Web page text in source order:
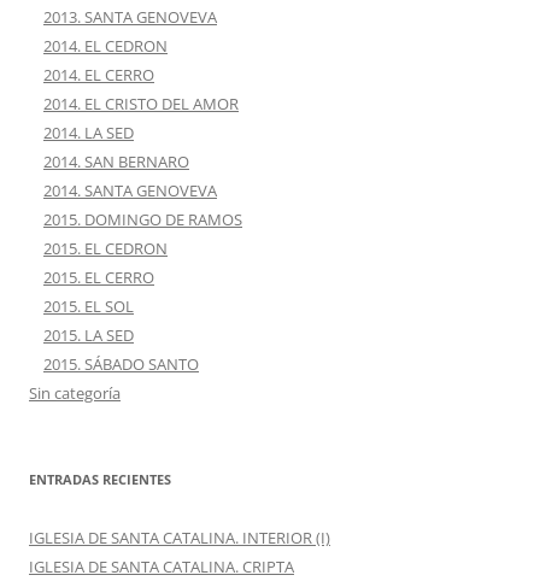
2013. SANTA GENOVEVA
2014. EL CEDRON
2014. EL CERRO
2014. EL CRISTO DEL AMOR
2014. LA SED
2014. SAN BERNARO
2014. SANTA GENOVEVA
2015. DOMINGO DE RAMOS
2015. EL CEDRON
2015. EL CERRO
2015. EL SOL
2015. LA SED
2015. SÁBADO SANTO
Sin categoría
ENTRADAS RECIENTES
IGLESIA DE SANTA CATALINA. INTERIOR (I)
IGLESIA DE SANTA CATALINA. CRIPTA